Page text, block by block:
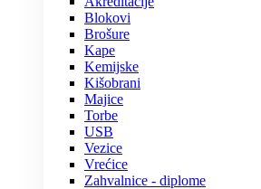
Blokovi
Brošure
Kape
Kemijske
Kišobrani
Majice
Torbe
USB
Vezice
Vrećice
Zahvalnice - diplome